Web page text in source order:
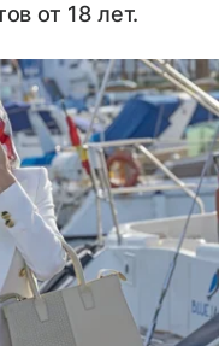
от 18 лет.